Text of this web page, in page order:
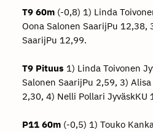
T9 60m(-0,8) 1) Linda
Oona Salonen SaarijPu 12,38,
SaarijPu 12,99.
T9 Pituus 1) Linda Toivonen
Salonen SaarijPu 2,59, 3)
2,30, 4) Nelli Pollari JyväskKU
P11 60m(-0,5) 1) Touko